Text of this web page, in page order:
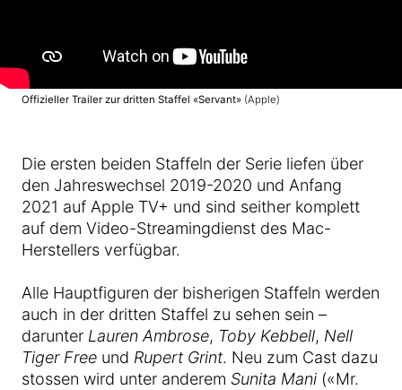
Offizieller Trailer zur dritten Staffel «Servant» (Apple)
Die ersten beiden Staffeln der Serie liefen über
den Jahreswechsel 2019-2020 und Anfang
2021 auf Apple TV+ und sind seither komplett
auf dem Video-Streamingdienst des Mac-
Herstellers verfügbar.
Alle Hauptfiguren der bisherigen Staffeln werden
auch in der dritten Staffel zu sehen sein –
darunter Lauren Ambrose, Toby Kebbell, Nell
Tiger Free und Rupert Grint. Neu zum Cast dazu
stossen wird unter anderem Sunita Mani («Mr.